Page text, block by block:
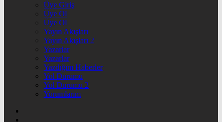
Üye Giriş
Üye Ol
Üye Ol
Yayın Akışları
Yayın Akışları 2
Yazarlar
Yazarlar
Yazdığım Haberler
Yol Durumu
Yol Durumu 2
Yorumlarım